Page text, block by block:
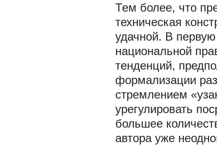
Тем более, что
техническая
удачной. В
национальной
тенденций,
формализации
стремлением
урегулировать
большее
автора уже